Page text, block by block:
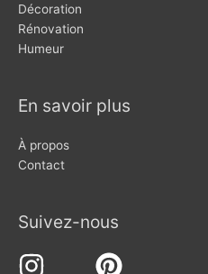
Décoration
Rénovation
Humeur
En savoir plus
À propos
Contact
Suivez-nous